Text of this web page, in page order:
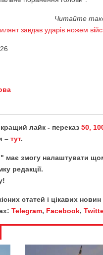
Читайте
завдав ударів ножем
лайк - переказ 50,
– тут.
має змогу налаштувати
редакції.
статей і цікавих
Telegram, Facebook,